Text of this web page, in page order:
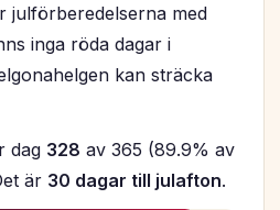
julförberedelserna med
inga röda dagar i
kan sträcka
dag 328 av 365 (89.9% av
är 30 dagar till julafton.